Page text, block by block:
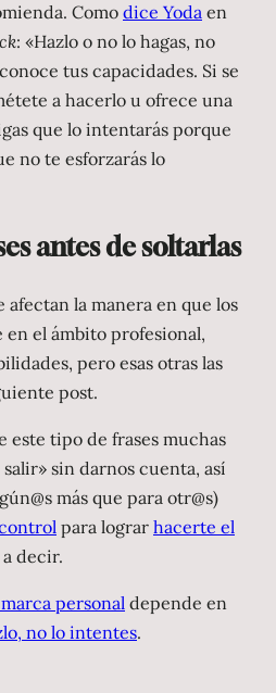
Como dice Yoda en
: «Hazlo o no lo hagas, no
tus capacidades. Si se
a hacerlo u ofrece una
que lo intentarás porque
no te esforzarás lo
antes de soltarlas
afectan la manera en que los
en el ámbito profesional,
pero esas otras las
post.
este tipo de frases muchas
sin darnos cuenta, así
más que para otr@s)
para lograr hacerte el
decir.
personal depende en
no lo intentes.